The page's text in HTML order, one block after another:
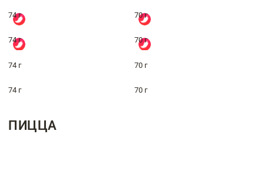
74 г 70 г
74 г 70 г
74 г 70 г
74 г 70 г
ПИЦЦА